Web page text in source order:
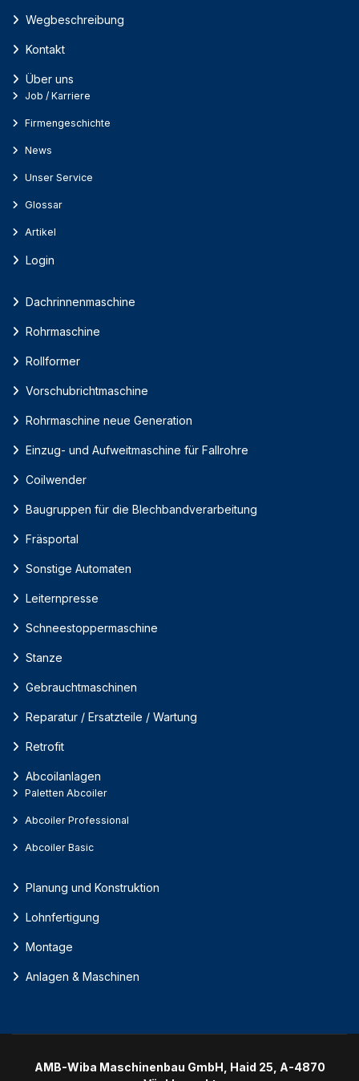
Wegbeschreibung
Kontakt
Über uns
Job / Karriere
Firmengeschichte
News
Unser Service
Glossar
Artikel
Login
Dachrinnenmaschine
Rohrmaschine
Rollformer
Vorschubrichtmaschine
Rohrmaschine neue Generation
Einzug- und Aufweitmaschine für Fallrohre
Coilwender
Baugruppen für die Blechbandverarbeitung
Fräsportal
Sonstige Automaten
Leiternpresse
Schneestoppermaschine
Stanze
Gebrauchtmaschinen
Reparatur / Ersatzteile / Wartung
Retrofit
Abcoilanlagen
Paletten Abcoiler
Abcoiler Professional
Abcoiler Basic
Planung und Konstruktion
Lohnfertigung
Montage
Anlagen & Maschinen
AMB-Wiba Maschinenbau GmbH, Haid 25, A-4870